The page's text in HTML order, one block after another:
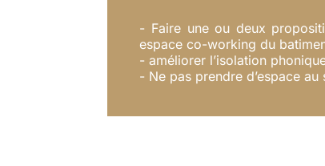
- Faire une ou deux
espace co-working du
- améliorer l’isolation
- Ne pas prendre d’espace au